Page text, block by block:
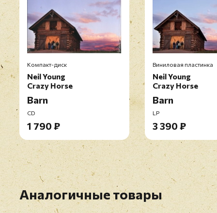
Компакт-диск
Neil Young
Crazy Horse
Barn
CD
1 790 ₽
Виниловая пластинка
Neil Young
Crazy Horse
Barn
LP
3 390 ₽
Аналогичные товары